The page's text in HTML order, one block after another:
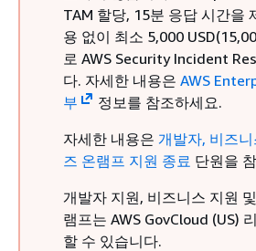
TAM 할당, 15분 응답 시간을
용 없이 최소 5,000
로 AWS Security Incident
다. 자세한 내용은 AWS
부
정보를 참조하세요.
자세한 내용은 개발자, 비즈
즈 온램프 지원 종료 단원을
개발자 지원, 비즈니스 지원
램프는 AWS GovCloud (US)
할 수 있습니다.